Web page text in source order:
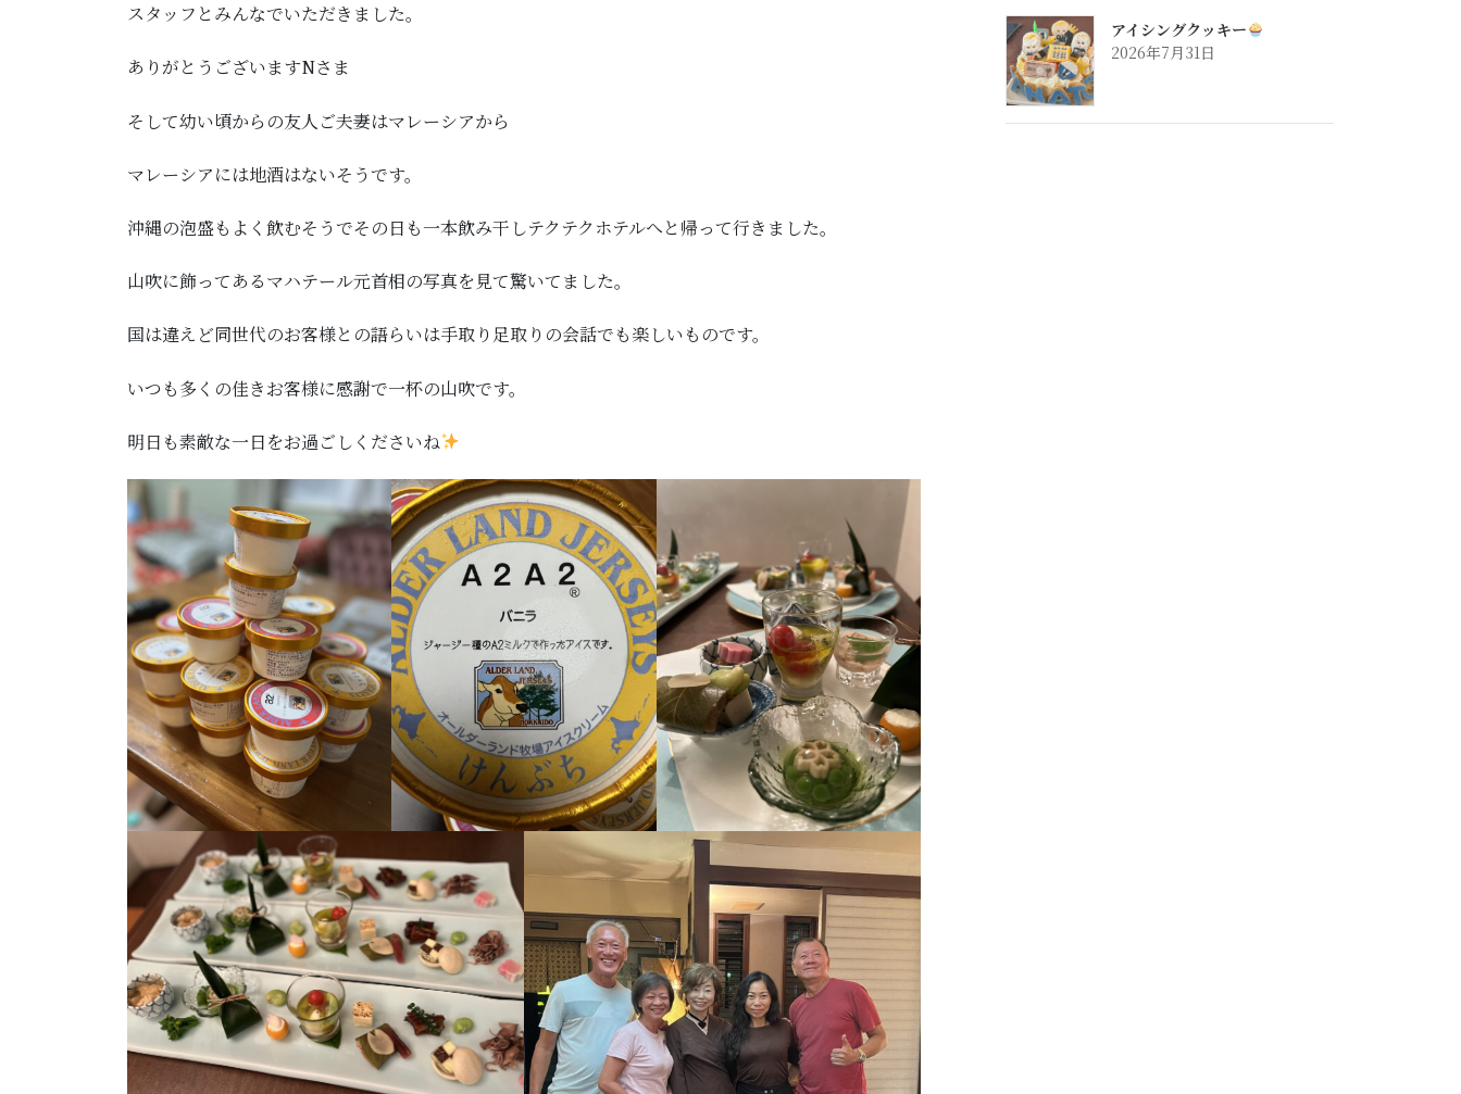
スタッフとみんなでいただきました。
ありがとうございますNさま
そして幼い頃からの友人ご夫妻はマレーシアから
マレーシアには地酒はないそうです。
沖縄の泡盛もよく飲むそうでその日も一本飲み干しテクテクホテルへと帰って行きました。
山吹に飾ってあるマハテール元首相の写真を見て驚いてました。
国は違えど同世代のお客様との語らいは手取り足取りの会話でも楽しいものです。
いつも多くの佳きお客様に感謝で一杯の山吹です。
明日も素敵な一日をお過ごしくださいね
アイシングクッキー
2026年7月31日